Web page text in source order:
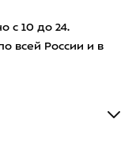
с 10 до 24.
всей России и в